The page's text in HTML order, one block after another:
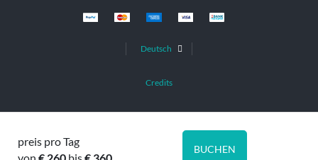
preis pro Tag
von € 260 bis € 360
BUCHEN
Deutsch
Credits
Ihre Datenschutzeinstellungen